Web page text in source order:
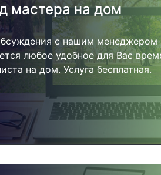
мастера на дом
с нашим менеджером
любое удобное для Вас
на дом. Услуга бесплатная.